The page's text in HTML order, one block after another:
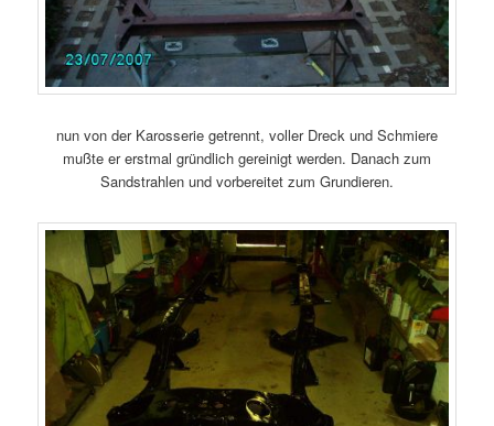
nun von der Karosserie getrennt, voller Dreck und Schmiere
mußte er erstmal gründlich gereinigt werden. Danach zum
Sandstrahlen und vorbereitet zum Grundieren.